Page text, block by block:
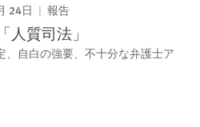
24日 報告
人質司法」
、自白の強要、不十分な弁護士ア